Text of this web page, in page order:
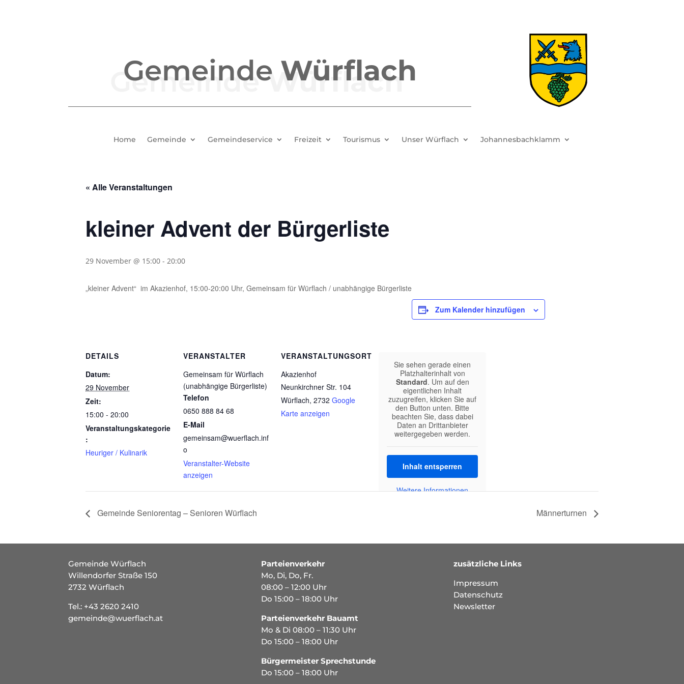
Gemeinde Würflach
Home Gemeinde Gemeindeservice Freizeit Tourismus Unser Würflach Johannesbachklamm
« Alle Veranstaltungen
kleiner Advent der Bürgerliste
29 November @ 15:00 - 20:00
„kleiner Advent“ im Akazienhof, 15:00-20:00 Uhr, Gemeinsam für Würflach / unabhängige Bürgerliste
Zum Kalender hinzufügen
DETAILS
Datum:
29 November
Zeit:
15:00 - 20:00
Veranstaltungskategorie
:
Heuriger / Kulinarik
VERANSTALTER
Gemeinsam für Würflach
(unabhängige Bürgerliste)
Telefon
0650 888 84 68
E-Mail
gemeinsam@wuerflach.inf
o
Veranstalter-Website
anzeigen
VERANSTALTUNGSORT
Akazienhof
Neunkirchner Str. 104
Würflach, 2732 Google
Karte anzeigen
Sie sehen gerade einen
Platzhalterinhalt von
Standard. Um auf den
eigentlichen Inhalt
zuzugreifen, klicken Sie auf
den Button unten. Bitte
beachten Sie, dass dabei
Daten an Drittanbieter
weitergegeben werden.
Inhalt entsperren
Weitere Informationen
Gemeinde Seniorentag – Senioren Würflach Männerturnen
Gemeinde Würflach
Willendorfer Straße 150
2732 Würflach
Tel.: +43 2620 2410
gemeinde@wuerflach.at
Parteienverkehr
Mo, Di, Do, Fr.
08:00 – 12:00 Uhr
Do 15:00 – 18:00 Uhr
Parteienverkehr Bauamt
Mo & Di 08:00 – 11:30 Uhr
Do 15:00 – 18:00 Uhr
Bürgermeister Sprechstunde
Do 15:00 – 18:00 Uhr
zusätzliche Links
Impressum
Datenschutz
Newsletter